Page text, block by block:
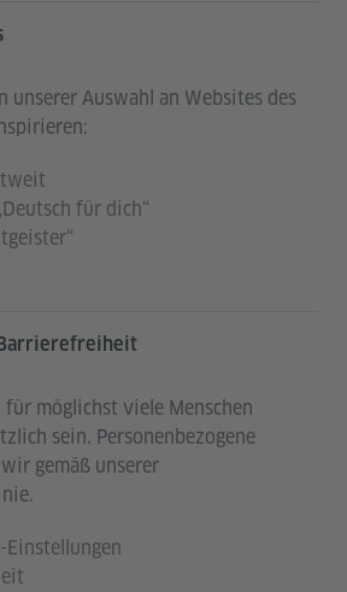
unserer Auswahl an Websites des
für dich“
möglichst viele Menschen
sein. Personenbezogene
gemäß unserer